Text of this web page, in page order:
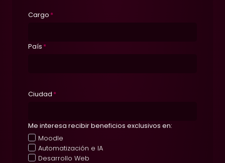
Cargo *
País *
Ciudad *
Me interesa recibir beneficios exclusivos en:
Moodle
Automatización e IA
Desarrollo Web